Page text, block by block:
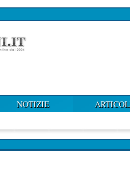
NOTIZIE